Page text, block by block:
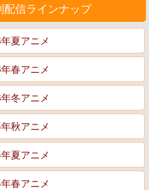
配信ラインナップ
夏アニメ
春アニメ
冬アニメ
秋アニメ
夏アニメ
春アニメ